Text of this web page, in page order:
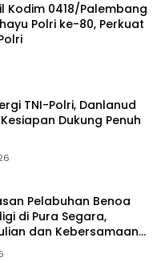
Kodim 0418/Palembang
Polri ke-80, Perkuat
TNI-Polri, Danlanud
Dukung Penuh
Pelabuhan Benoa
di Pura Segara,
dan Kebersamaan